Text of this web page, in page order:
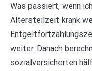
Was passiert, wenn
Altersteilzeit krank
weiter. Danach
sozialversicherten